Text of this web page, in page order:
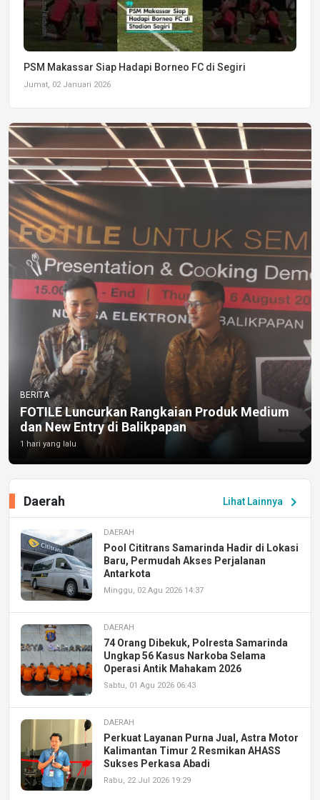
PSM Makassar Siap Hadapi Borneo FC di Segiri
Jumat, 02 Januari 2026
BERITA
FOTILE Luncurkan Rangkaian Produk Medium
dan New Entry di Balikpapan
1 hari yang lalu
Lihat Lainnya chevron_right
Daerah
DAERAH
Pool Cititrans Samarinda Hadir di Lokasi
Baru, Permudah Akses Perjalanan
Antarkota
Minggu, 02 Agu 2026 14:37
DAERAH
74 Orang Dibekuk, Polresta Samarinda
Ungkap 56 Kasus Narkoba Selama
Operasi Antik Mahakam 2026
Sabtu, 01 Agu 2026 06:43
DAERAH
Perkuat Layanan Purna Jual, Astra Motor
Kalimantan Timur 2 Resmikan AHASS
Sukses Perkasa Abadi
Rabu, 22 Jul 2026 19:29